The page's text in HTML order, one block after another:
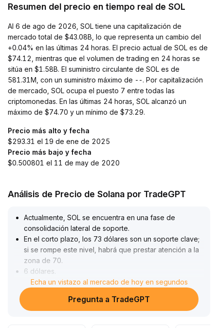
Resumen del precio en tiempo real de SOL
Al 6 de ago de 2026, SOL tiene una capitalización de
mercado total de $43.08B, lo que representa un cambio del
+0.04% en las últimas 24 horas. El precio actual de SOL es de
$74.12, mientras que el volumen de trading en 24 horas se
sitúa en $1.58B. El suministro circulante de SOL es de
581.31M, con un suministro máximo de --. Por capitalización
de mercado, SOL ocupa el puesto 7 entre todas las
criptomonedas. En las últimas 24 horas, SOL alcanzó un
máximo de $74.70 y un mínimo de $73.29.
Precio más alto y fecha
$293.31 el 19 de ene de 2025
Precio más bajo y fecha
$0.500801 el 11 de may de 2020
Análisis de Precio de Solana por TradeGPT
Actualmente, SOL se encuentra en una fase de
consolidación lateral de soporte.
En el corto plazo, los 73 dólares son un soporte clave;
si se rompe este nivel, habrá que prestar atención a la
zona de 70.
6 dólares
Si supera los 75 dólares, podría abrirse espacio para
un rebote
Los fundamentos a mediano y largo plazo se ven
Echa un vistazo al mercado de hoy en segundos
Pregunta a TradeGPT